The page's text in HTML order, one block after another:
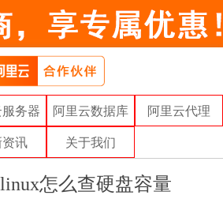
务器 阿里云数据库 阿里云代理
讯 关于我们
怎么查硬盘容量